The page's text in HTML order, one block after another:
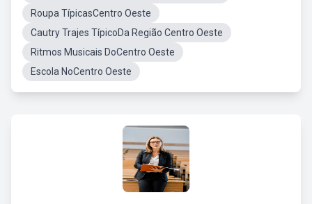
Roupa TípicasCentro Oeste
Cautry Trajes TípicoDa Região Centro Oeste
Ritmos Musicais DoCentro Oeste
Escola NoCentro Oeste